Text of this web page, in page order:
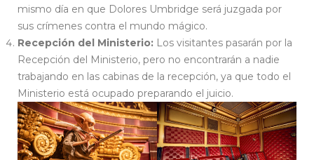
mismo día en que Dolores Umbridge será juzgada por
sus crímenes contra el mundo mágico.
Recepción del Ministerio: Los visitantes pasarán por la
Recepción del Ministerio, pero no encontrarán a nadie
trabajando en las cabinas de la recepción, ya que todo el
Ministerio está ocupado preparando el juicio.